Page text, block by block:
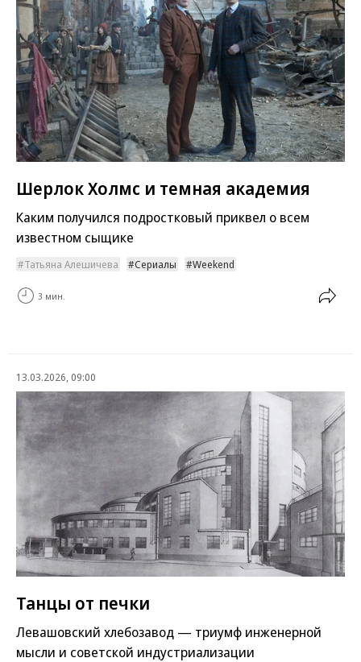
Шерлок Холмс и темная академия
Каким получился подростковый приквел о всем
известном сыщике
Татьяна Алешичева Сериалы Weekend
3 мин.
13.03.2026, 09:00
Танцы от печки
Левашовский хлебозавод — триумф инженерной
мысли и советской индустриализации